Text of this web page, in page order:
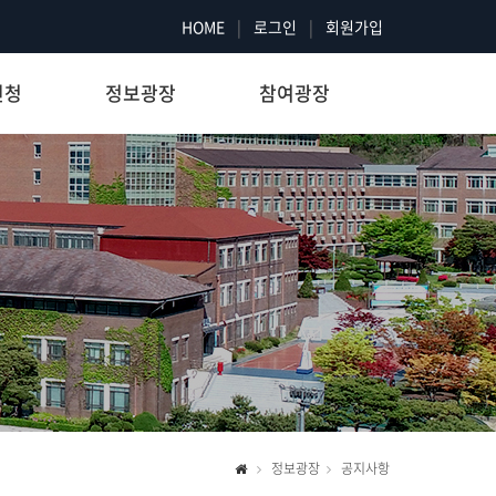
HOME | 로그인 | 회원가입
정보광장 참여광장
정보광장 공지사항